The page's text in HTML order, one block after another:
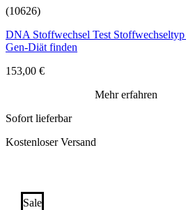
(10626)
DNA Stoffwechsel Test Stoffwechseltyp
Gen-Diät finden
153,00 €
Mehr erfahren
Sofort lieferbar
Kostenloser Versand
Sale